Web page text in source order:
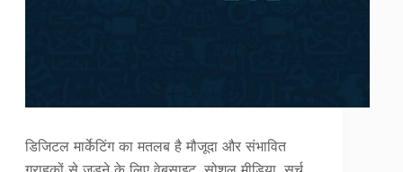
डिजिटल मार्केटिंग का मतलब है मौजूदा और संभावित